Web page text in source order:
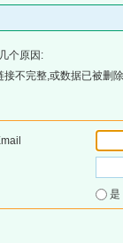
个原因:
不完整,或数据已被删